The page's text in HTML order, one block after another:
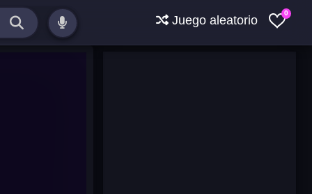
0
Juego aleatorio